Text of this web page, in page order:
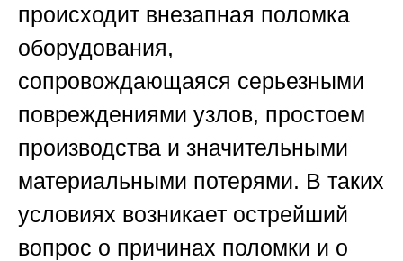
происходит внезапная поломка
оборудования,
сопровождающаяся серьезными
повреждениями узлов, простоем
производства и значительными
материальными потерями. В таких
условиях возникает острейший
вопрос о причинах поломки и о